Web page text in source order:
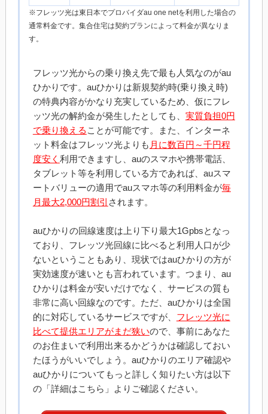
※フレッツ光は東日本でプロバイダau one netを利用した場合の
通常料金です。集合住宅は契約プランによって料金が異なりま
す。
フレッツ光からの乗り換え先で最も人気なのがau
ひかりです。auひかりは新規契約時(乗り換え時)
の特典内容がかなり充実しているため、仮にフレ
ッツ光の解約金が発生したとしても、 実質負担0円
で乗り換える ことが可能です。また、インターネ
ット料金はフレッツ光よりも 月に数百円～千円程
度安く 利用できますし、auのスマホや携帯電話、
タブレット等を利用している方であれば、auスマ
ートバリューの適用でauスマホ等の利用料金が毎
月最大2,000円割引 されます。
auひかりの回線速度は上り下り最大1Gpbsとなっ
ており、フレッツ光回線に比べると利用人口が少
ないということもあり、現状ではauひかりの方が
実効速度が速いとも言われています。つまり、au
ひかりは料金が安いだけでなく、サービスの質も
非常に高い回線なのです。ただ、auひかりは全国
的に対応しているサービスですが、 フレッツ光に
比べて提供エリアがまだ狭いので、事前にあなた
のお住まいで利用出来るかどうかは確認しておい
たほうがいいでしょう。auひかりのエリア確認や
auひかりについてもっと詳しく知りたい方は以下
の「詳細はこちら」よりご確認ください。